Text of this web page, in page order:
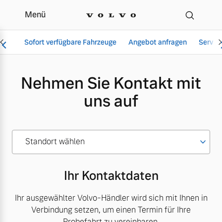
Kontakformular
Menü
Sofort verfügbare Fahrzeuge Angebot anfragen
Plug-in Hybrid
Aktuelle Angebote
Geschäftskunden
Über uns
Unser Team
Nehmen Sie Kontakt mit
uns auf
Standort wählen
Ihr Kontaktdaten
Ihr ausgewählter Volvo-Händler wird sich mit Ihnen in
Verbindung setzen, um einen Termin für Ihre